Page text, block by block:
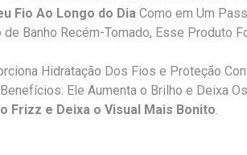
Fio Ao Longo do Dia Como em Um
de Banho Recém-Tomado, Esse Produto
Hidratação Dos Fios e Proteção
Ele Aumenta o Brilho e Deixa
Frizz e Deixa o Visual Mais Bonito.